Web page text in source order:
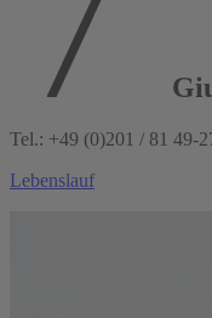
Tel.: +49 (0)201 / 81 49-
Lebenslauf